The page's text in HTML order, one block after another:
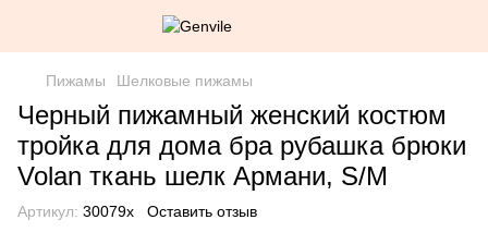
Пижамы Шелковые пижамы
Черный пижамный женский костюм
тройка для дома бра рубашка брюки
Volan ткань шелк Армани, S/M
Артикул: 30079х Оставить отзыв